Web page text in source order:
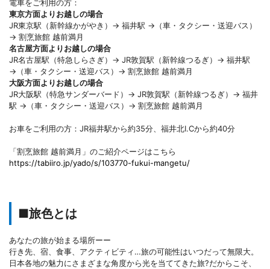
電車をご利用の方：
東京方面よりお越しの場合
JR東京駅（新幹線かがやき）→ 福井駅 →（車・タクシー・送迎バス）
→ 割烹旅館 越前満月
名古屋方面よりお越しの場合
JR名古屋駅（特急しらさぎ）→ JR敦賀駅（新幹線つるぎ）→ 福井駅
→（車・タクシー・送迎バス）→ 割烹旅館 越前満月
大阪方面よりお越しの場合
JR大阪駅（特急サンダーバード）→ JR敦賀駅（新幹線つるぎ）→ 福井
駅 →（車・タクシー・送迎バス）→ 割烹旅館 越前満月
お車をご利用の方：JR福井駅から約35分、福井北I.Cから約40分
「割烹旅館 越前満月」のご紹介ページはこちら
https://tabiiro.jp/yado/s/103770-fukui-mangetu/
■旅色とは
あなたの旅が始まる場所ーー
行き先、宿、食事、アクティビティ…旅の可能性はいつだって無限大。
日本各地の魅力にさまざまな角度から光を当ててきた旅?だからこそ、